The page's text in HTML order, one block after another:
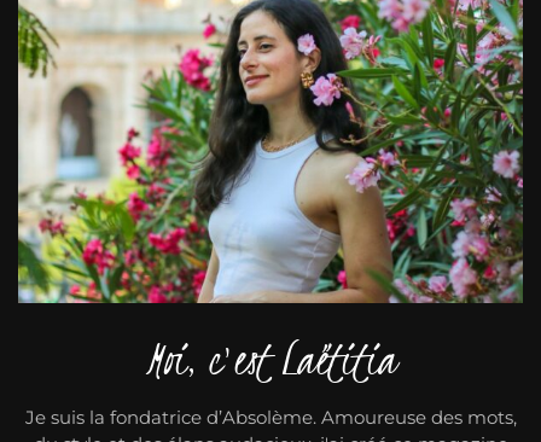
Moi, c'est Laëtitia
Je suis la fondatrice d’Absolème. Amoureuse des mots,